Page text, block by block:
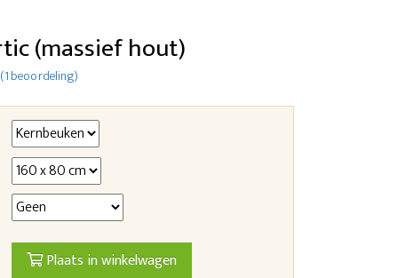
(massief hout)
(1 beoordeling)
Plaats in winkelwagen